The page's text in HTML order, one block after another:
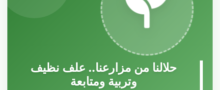
حلالنا من مزارعنا.. علف نظيف
وتربية ومتابعة